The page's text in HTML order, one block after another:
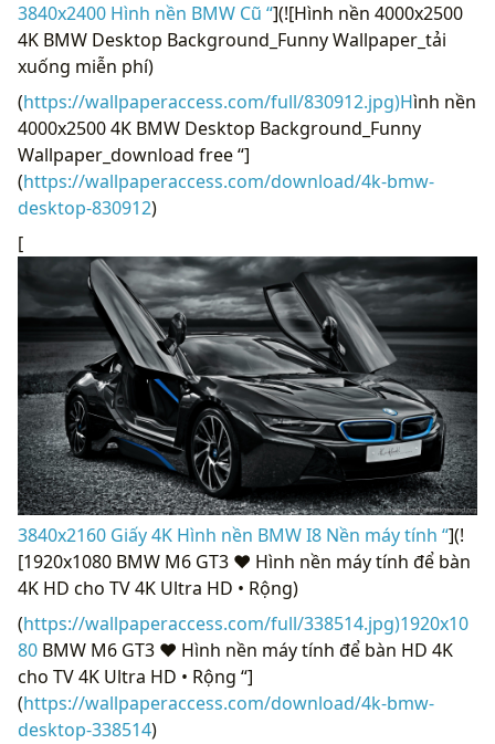
3840x2400 Hình nền BMW Cũ “](![Hình nền 4000x2500
4K BMW Desktop Background_Funny Wallpaper_tải
xuống miễn phí)
(https://wallpaperaccess.com/full/830912.jpg)Hình nền
4000x2500 4K BMW Desktop Background_Funny
Wallpaper_download free “]
(https://wallpaperaccess.com/download/4k-bmw-
desktop-830912)
[
3840x2160 Giấy 4K Hình nền BMW I8 Nền máy tính “](!
[1920x1080 BMW M6 GT3 ❤ Hình nền máy tính để bàn
4K HD cho TV 4K Ultra HD • Rộng)
(https://wallpaperaccess.com/full/338514.jpg)1920x10
80 BMW M6 GT3 ❤ Hình nền máy tính để bàn HD 4K
cho TV 4K Ultra HD • Rộng “]
(https://wallpaperaccess.com/download/4k-bmw-
desktop-338514)